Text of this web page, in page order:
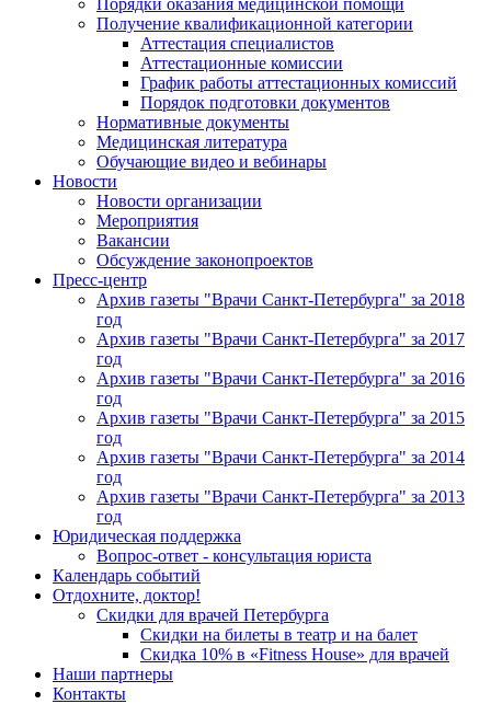
Порядки оказания медицинской помощи
Получение квалификационной категории
Аттестация специалистов
Аттестационные комиссии
График работы аттестационных комиссий
Порядок подготовки документов
Нормативные документы
Медицинская литература
Обучающие видео и вебинары
Новости
Новости организации
Мероприятия
Вакансии
Обсуждение законопроектов
Пресс-центр
Архив газеты "Врачи Санкт-Петербурга" за 2018
год
Архив газеты "Врачи Санкт-Петербурга" за 2017
год
Архив газеты "Врачи Санкт-Петербурга" за 2016
год
Архив газеты "Врачи Санкт-Петербурга" за 2015
год
Архив газеты "Врачи Санкт-Петербурга" за 2014
год
Архив газеты "Врачи Санкт-Петербурга" за 2013
год
Юридическая поддержка
Вопрос-ответ - консультация юриста
Календарь событий
Отдохните, доктор!
Скидки для врачей Петербурга
Скидки на билеты в театр и на балет
Скидка 10% в «Fitness House» для врачей
Наши партнеры
Контакты